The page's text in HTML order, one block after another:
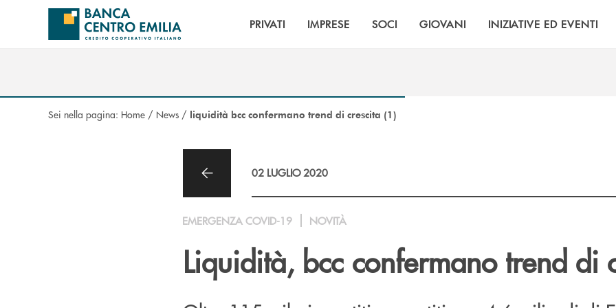
Salta al contenuto principale
PRIVATI IMPRESE SOCI GIOVANI INIZIATIVE ED EVENTI
Sei nella pagina: Home / News / liquidità bcc confermano trend di crescita (1)
02 LUGLIO 2020
EMERGENZA COVID-19 NOVITÀ
Liquidità, bcc confermano trend di